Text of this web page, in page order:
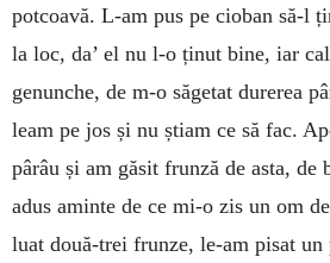
potcoavă. L-am pus pe cio­ban să-l
la loc, da’ el nu l-o ținut bine, iar
genunche, de m-o săgetat durerea
leam pe jos și nu știam ce să fac.
pârâu și am găsit frunză de asta,
adus aminte de ce mi-o zis un om
luat două-trei frunze, le-am pisat